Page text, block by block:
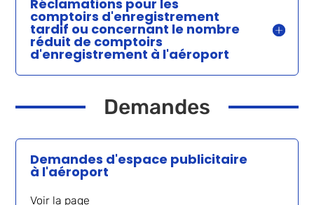
Réclamations pour les
comptoirs d'enregistrement
tardif ou concernant le nombre
réduit de comptoirs
d'enregistrement à l'aéroport
Demandes
Demandes d'espace publicitaire
à l'aéroport
Voir la page